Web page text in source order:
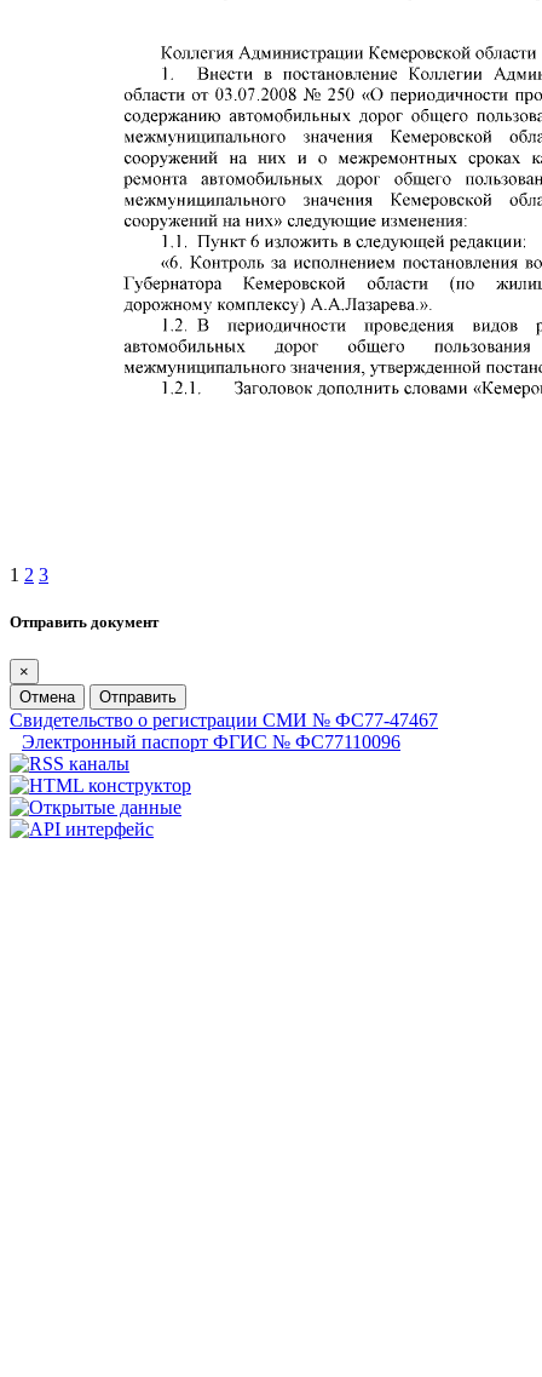
1 2 3
Отправить документ
×
Отмена
Отправить
Свидетельство о регистрации СМИ № ФС77-47467
Электронный паспорт ФГИС № ФС77110096